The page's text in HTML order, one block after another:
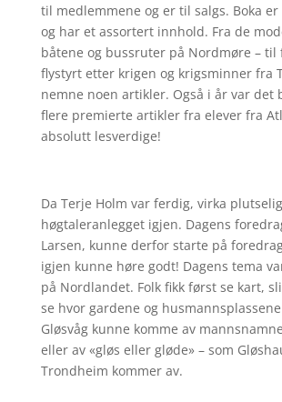
til medlemmene og er til salgs. Boka
og har et assortert innhold. Fra de
båtene og bussruter på Nordmøre – til
flystyrt etter krigen og krigsminner fra
nemne noen artikler. Også i år var det
flere premierte artikler fra elever fra
absolutt lesverdige!
Da Terje Holm var ferdig, virka plutselig
høgtaleranlegget igjen. Dagens
Larsen, kunne derfor starte på
igjen kunne høre godt! Dagens tema
på Nordlandet. Folk fikk først se kart,
se hvor gardene og
Gløsvåg kunne komme av
eller av «gløs eller gløde» – som
Trondheim kommer av.